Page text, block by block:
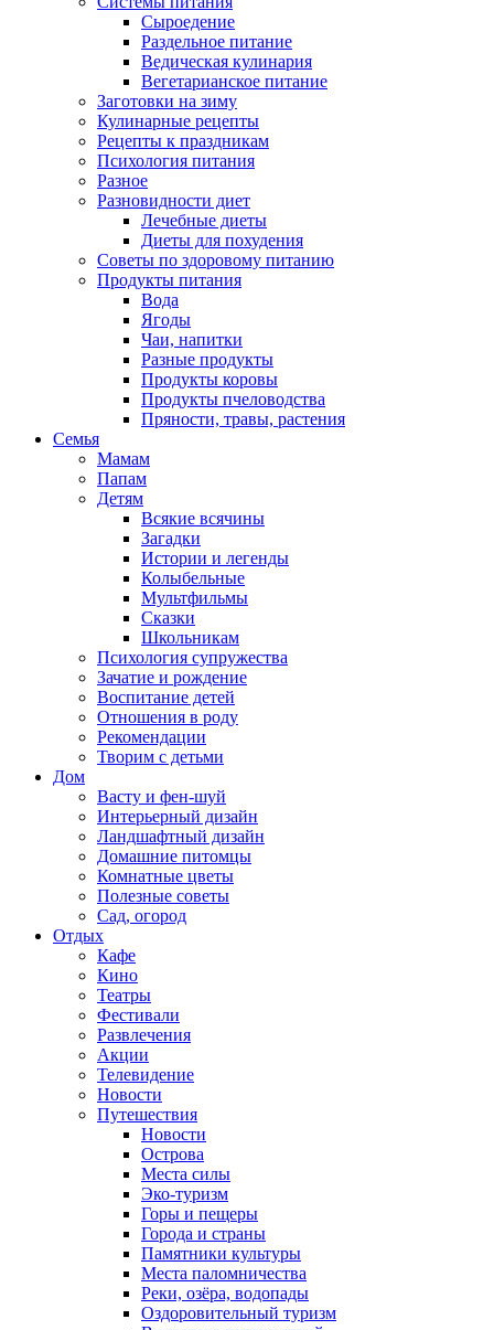
Сыроедение
Раздельное питание
Ведическая кулинария
Вегетарианское питание
Заготовки на зиму
Кулинарные рецепты
Рецепты к праздникам
Психология питания
Разное
Разновидности диет
Лечебные диеты
Диеты для похудения
Советы по здоровому питанию
Продукты питания
Вода
Ягоды
Чаи, напитки
Разные продукты
Продукты коровы
Продукты пчеловодства
Пряности, травы, растения
Семья
Мамам
Папам
Детям
Всякие всячины
Загадки
Истории и легенды
Колыбельные
Мультфильмы
Сказки
Школьникам
Психология супружества
Зачатие и рождение
Воспитание детей
Отношения в роду
Рекомендации
Творим с детьми
Дом
Васту и фен-шуй
Интерьерный дизайн
Ландшафтный дизайн
Домашние питомцы
Комнатные цветы
Полезные советы
Сад, огород
Отдых
Кафе
Кино
Театры
Фестивали
Развлечения
Акции
Телевидение
Новости
Путешествия
Новости
Острова
Места силы
Эко-туризм
Горы и пещеры
Города и страны
Памятники культуры
Места паломничества
Реки, озёра, водопады
Оздоровительный туризм